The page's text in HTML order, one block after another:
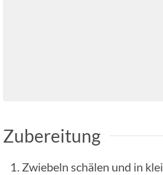
Zubereitung
Zwiebeln schälen und in